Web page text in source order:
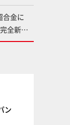
」をMAX
し読
合金に
全新規
様を試作
さらに
ン